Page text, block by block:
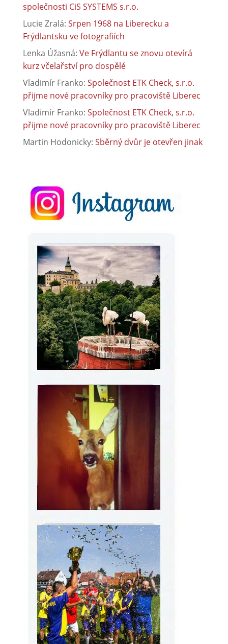
společnosti CiS SYSTEMS s.r.o.
Lucie Zralá: Srpen 1968 na Liberecku a
Frýdlantsku ve fotografiích
Lenka Úžasná: Ve Frýdlantu se znovu otevírá
kurz včelařství pro dospělé
Vladimír Franko: Společnost ETK Check, s.r.o.
přijme nové pracovníky pro pracoviště Liberec
Vladimír Franko: Společnost ETK Check, s.r.o.
přijme nové pracovníky pro pracoviště Liberec
Martin Hodonicky: Sběrný dvůr je otevřen jinak